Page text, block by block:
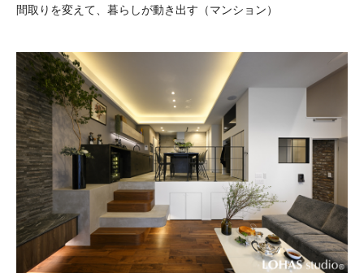
間取りを変えて、暮らしが動き出す（マンション）